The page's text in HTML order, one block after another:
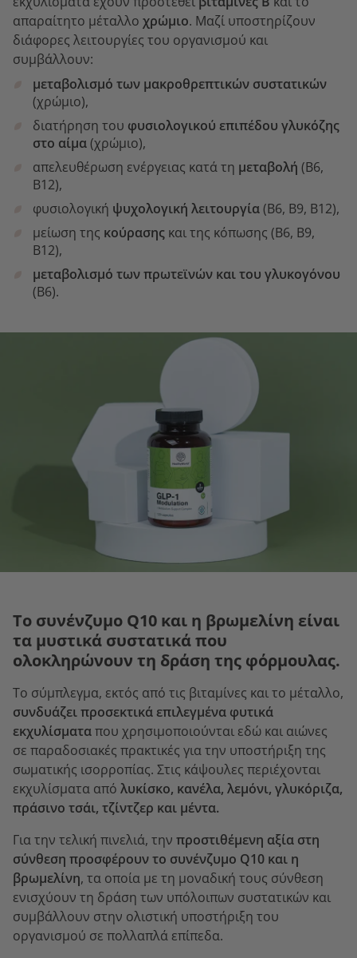
απαραίτητο μέταλλο χρώμιο. Μαζί υποστηρίζουν
διάφορες λειτουργίες του οργανισμού και
συμβάλλουν:
μεταβολισμό των μακροθρεπτικών συστατικών
(χρώμιο),
διατήρηση του φυσιολογικού επιπέδου γλυκόζης
στο αίμα(χρώμιο),
απελευθέρωση ενέργειας κατά τη μεταβολή (Β6,
Β12),
φυσιολογική ψυχολογική λειτουργία(Β6, Β9, Β12),
μείωση της κούρασης και της κόπωσης (Β6, Β9,
Β12),
μεταβολισμό των πρωτεϊνών και του γλυκογόνου
(Β6).
Το συνένζυμο Q10 και η βρωμελίνη είναι
τα μυστικά συστατικά που
ολοκληρώνουν τη δράση της φόρμουλας.
Το σύμπλεγμα, εκτός από τις βιταμίνες και το μέταλλο,
συνδυάζει προσεκτικά επιλεγμένα φυτικά
εκχυλίσματαπου χρησιμοποιούνται εδώ και αιώνες
σε παραδοσιακές πρακτικές για την υποστήριξη της
σωματικής ισορροπίας. Στις κάψουλες περιέχονται
εκχυλίσματα από λυκίσκο, κανέλα, λεμόνι, γλυκόριζα,
πράσινο τσάι, τζίντζερ και μέντα.
Για την τελική πινελιά, την προστιθέμενη αξία στη
σύνθεση προσφέρουν το συνένζυμο Q10 και η
βρωμελίνη, τα οποία με τη μοναδική τους σύνθεση
ενισχύουν τη δράση των υπόλοιπων συστατικών και
συμβάλλουν στην ολιστική υποστήριξη του
οργανισμού σε πολλαπλά επίπεδα.